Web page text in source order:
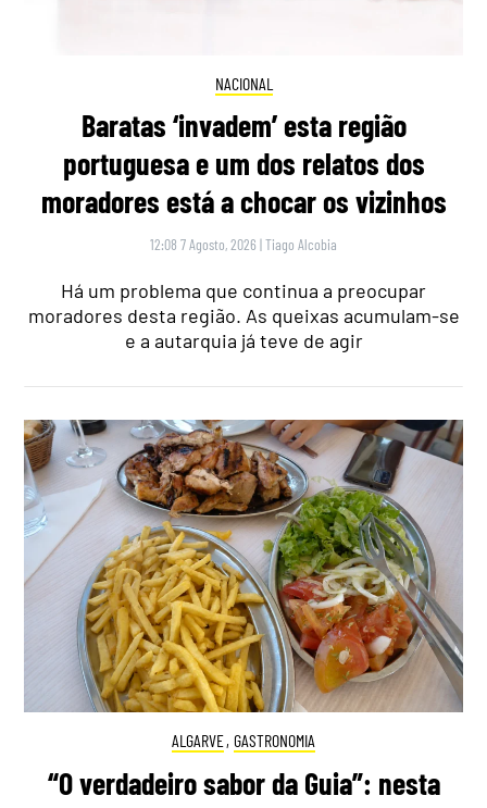
NACIONAL
Baratas ‘invadem’ esta região
portuguesa e um dos relatos dos
moradores está a chocar os vizinhos
12:08 7 Agosto, 2026 |Tiago Alcobia
Há um problema que continua a preocupar
moradores desta região. As queixas acumulam-se
e a autarquia já teve de agir
ALGARVE, GASTRONOMIA
“O verdadeiro sabor da Guia”: nesta